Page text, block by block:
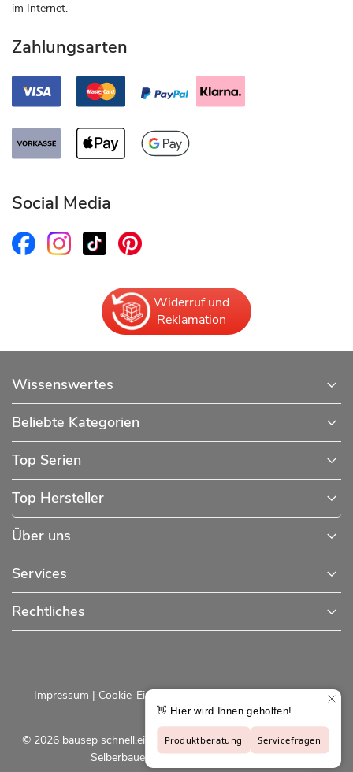
im Internet.
Zahlungsarten
Social Media
Widerruf und
Reklamation
Wissenswertes
Beliebte Kategorien
Top Serien
Top Hersteller
Über uns
Services
Rechtliches
© 2026 bausep schnell.einfach.preiswert - Baustoffe online für
Selberbauer und Profis |bausep.de
Impressum | Cookie-Einstellungen